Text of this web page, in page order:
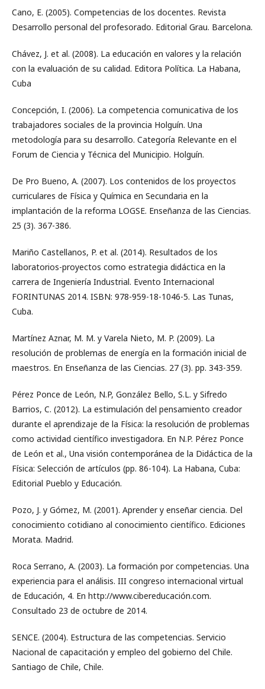
Cano, E. (2005). Competencias de los docentes. Revista
Desarrollo personal del profesorado. Editorial Grau. Barcelona.
Chávez, J. et al. (2008). La educación en valores y la relación
con la evaluación de su calidad. Editora Política. La Habana,
Cuba
Concepción, I. (2006). La competencia comunicativa de los
trabajadores sociales de la provincia Holguín. Una
metodología para su desarrollo. Categoría Relevante en el
Forum de Ciencia y Técnica del Municipio. Holguín.
De Pro Bueno, A. (2007). Los contenidos de los proyectos
curriculares de Física y Química en Secundaria en la
implantación de la reforma LOGSE. Enseñanza de las Ciencias.
25 (3). 367-386.
Mariño Castellanos, P. et al. (2014). Resultados de los
laboratorios-proyectos como estrategia didáctica en la
carrera de Ingeniería Industrial. Evento Internacional
FORINTUNAS 2014. ISBN: 978-959-18-1046-5. Las Tunas,
Cuba.
Martínez Aznar, M. M. y Varela Nieto, M. P. (2009). La
resolución de problemas de energía en la formación inicial de
maestros. En Enseñanza de las Ciencias. 27 (3). pp. 343-359.
Pérez Ponce de León, N.P, González Bello, S.L. y Sifredo
Barrios, C. (2012). La estimulación del pensamiento creador
durante el aprendizaje de la Física: la resolución de problemas
como actividad científico investigadora. En N.P. Pérez Ponce
de León et al., Una visión contemporánea de la Didáctica de la
Física: Selección de artículos (pp. 86-104). La Habana, Cuba:
Editorial Pueblo y Educación.
Pozo, J. y Gómez, M. (2001). Aprender y enseñar ciencia. Del
conocimiento cotidiano al conocimiento científico. Ediciones
Morata. Madrid.
Roca Serrano, A. (2003). La formación por competencias. Una
experiencia para el análisis. III congreso internacional virtual
de Educación, 4. En http://www.cibereducación.com.
Consultado 23 de octubre de 2014.
SENCE. (2004). Estructura de las competencias. Servicio
Nacional de capacitación y empleo del gobierno del Chile.
Santiago de Chile, Chile.